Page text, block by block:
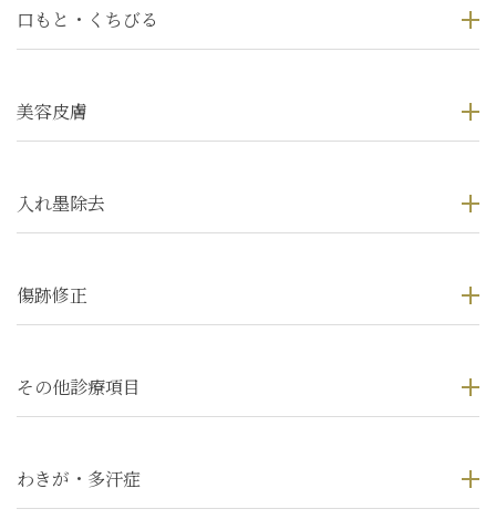
口もと・くちびる
美容皮膚
入れ墨除去
傷跡修正
その他診療項目
わきが・多汗症